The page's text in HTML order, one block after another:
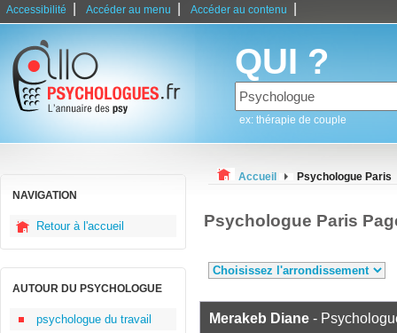
Accessibilité Accéder au menu Accéder au contenu
QUI ?
ex: thérapie de couple
NAVIGATION
Retour à l'accueil
AUTOUR DU PSYCHOLOGUE
psychologue du travail
Accueil Psychologue Paris
Psychologue Paris
Merakeb Diane -